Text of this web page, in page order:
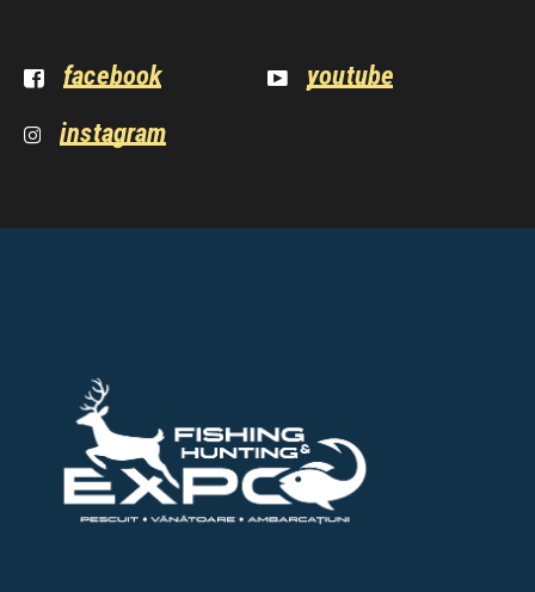
facebook
youtube
instagram